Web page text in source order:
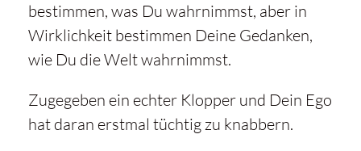
bestimmen, was Du wahrnimmst, aber in
Wirklichkeit bestimmen Deine Gedanken,
wie Du die Welt wahrnimmst.
Zugegeben ein echter Klopper und Dein Ego
hat daran erstmal tüchtig zu knabbern.